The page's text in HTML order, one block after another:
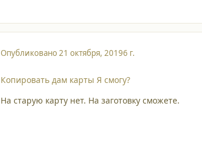
Опубликовано21 октября, 20196 г.
Копировать дам карты Я смогу?
На старую карту нет. На заготовку сможете.